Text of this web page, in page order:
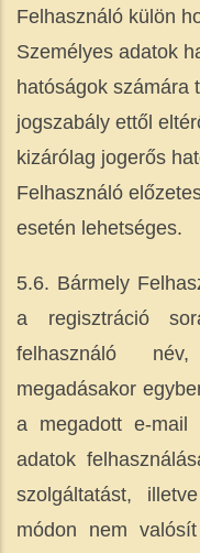
Felhasználó külön
Személyes adatok
hatóságok számára
jogszabály ettől
kizárólag jogerős
Felhasználó
esetén lehetséges.
5.6. Bármely
a regisztráció
felhasználó
megadásakor
a megadott e-
adatok
szolgáltatást,
módon nem